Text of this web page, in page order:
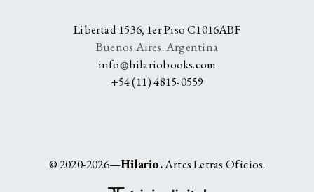
Libertad 1536, 1er Piso C1016ABF
Buenos Aires. Argentina
info@hilariobooks.com
+54 (11) 4815-0559
© 2020-2026—Hilario.Artes Letras Oficios.